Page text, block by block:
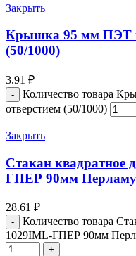
Закрыть
Крышка 95 мм ПЭТ
(50/1000)
3.91 ₽
Количество товара
отверстием (50/1000)
Закрыть
Стакан
ГПЕР 90мм
28.61 ₽
Количество товара
1029IML-ГПЕР 90мм